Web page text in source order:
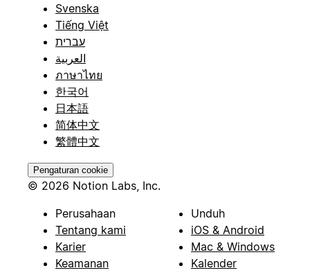
Svenska
Tiếng Việt
עברית
العربية
ภาษาไทย
한국어
日本語
简体中文
繁體中文
Pengaturan cookie
© 2026 Notion Labs, Inc.
Perusahaan
Tentang kami
Karier
Keamanan
Unduh
iOS & Android
Mac & Windows
Kalender